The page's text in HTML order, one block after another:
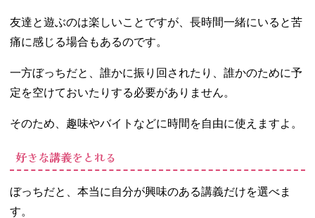
友達と遊ぶのは楽しいことですが、長時間一緒にいると苦
痛に感じる場合もあるのです。
一方ぼっちだと、誰かに振り回されたり、誰かのために予
定を空けておいたりする必要がありません。
そのため、趣味やバイトなどに時間を自由に使えますよ。
好きな講義をとれる
ぼっちだと、本当に自分が興味のある講義だけを選べま
す。